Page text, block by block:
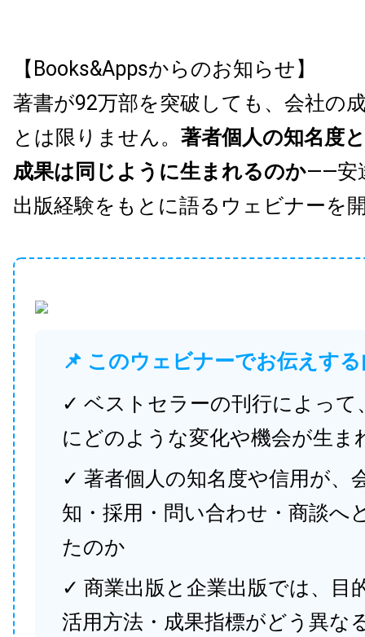
【Books&Appsからのお知らせ】
著書が92万部を突破しても、会社の
とは限りません。 著者個人の知名度
成果は同じように生まれるのか——安
出版経験をもとに語るウェビナーを
📌 このウェビナーでお伝えす
✓ ベストセラーの刊行によって
にどのような変化や機会が生ま
✓ 著者個人の知名度や信用が、
知・採用・問い合わせ・商談へ
たのか
✓ 商業出版と企業出版では、目
活用方法・成果指標がどう異な